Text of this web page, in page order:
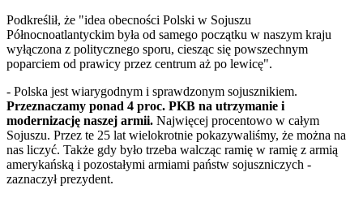
Podkreślił, że "idea obecności Polski w Sojuszu
Północnoatlantyckim była od samego początku w naszym kraju
wyłączona z politycznego sporu, ciesząc się powszechnym
poparciem od prawicy przez centrum aż po lewicę".
- Polska jest wiarygodnym i sprawdzonym sojusznikiem.
Przeznaczamy ponad 4 proc. PKB na utrzymanie i
modernizację naszej armii. Najwięcej procentowo w całym
Sojuszu. Przez te 25 lat wielokrotnie pokazywaliśmy, że można na
nas liczyć. Także gdy było trzeba walcząc ramię w ramię z armią
amerykańską i pozostałymi armiami państw sojuszniczych -
zaznaczył prezydent.